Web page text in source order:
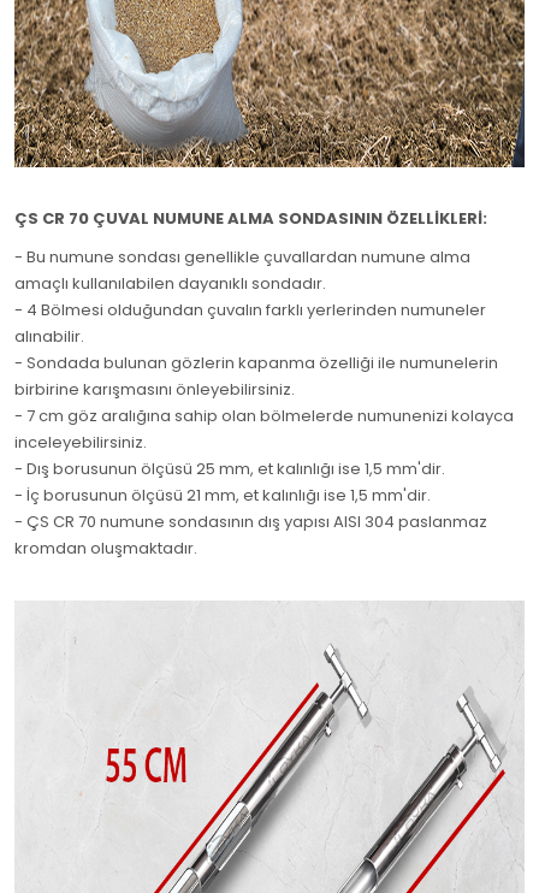
ÇS CR 70 ÇUVAL NUMUNE ALMA SONDASININ ÖZELLİKLERİ:
- Bu numune sondası genellikle çuvallardan numune alma
amaçlı kullanılabilen dayanıklı sondadır.
- 4 Bölmesi olduğundan çuvalın farklı yerlerinden numuneler
alınabilir.
- Sondada bulunan gözlerin kapanma özelliği ile numunelerin
birbirine karışmasını önleyebilirsiniz.
- 7 cm göz aralığına sahip olan bölmelerde numunenizi kolayca
inceleyebilirsiniz.
- Dış borusunun ölçüsü 25 mm, et kalınlığı ise 1,5 mm'dir.
- İç borusunun ölçüsü 21 mm, et kalınlığı ise 1,5 mm'dir.
- ÇS CR 70 numune sondasının dış yapısı AISI 304 paslanmaz
kromdan oluşmaktadır.